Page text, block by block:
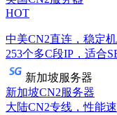
HOT
中美CN2直连，稳定
253个多C段IP，适合
新加坡服务器
新加坡CN2服务器
大陆CN2专线，性能